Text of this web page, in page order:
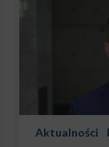
Aktualności